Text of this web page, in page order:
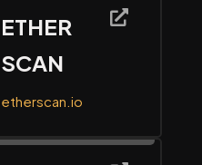
ETHER
SCAN
etherscan.io